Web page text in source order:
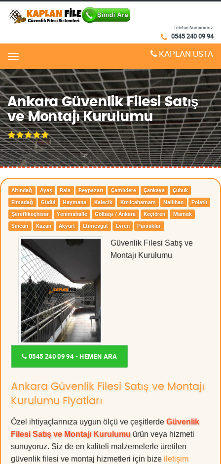
Telefon Numaramız:
0545 240 09 94
Menu KAPLAN USTA
Ankara Güvenlik Filesi Satış
ve Montajı Kurulumu
Altındağ Ayaş Bala Beypazarı Çamlıdere Çankaya
Çubuk
Elmadağ
Güdül Haymana Kalecik Kızılcahamam Nallıhan
Polatlı
Şereflikoçhisar
Yenimahalle Gölbaşı / Ankara Keçiören
Mamak
Sincan
Kazan Akyurt Etimesgut Evren Pursaklar
Güvenlik Filesi Satış ve
Montajı Kurulumu
0545 240 09 94 - HEMEN ARA
Ankara Güvenlik Filesi Satış ve Montajı
Kurulumu Fiyatları
Özel ihtiyaçlarınıza uygun ölçü ve çeşitlerde Güvenlik
Filesi Satış ve Montajı Kurulumu ürün veya hizmeti
sunuyoruz. Siz de en kaliteli malzemelerle üretilen
güvenlik filesi ve montaj hizmetleri için bize iletişim